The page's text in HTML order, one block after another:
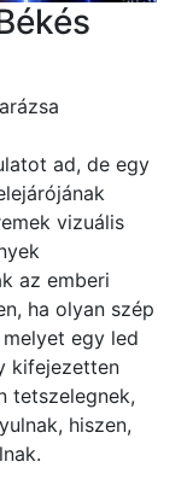
ad, de egy
vizuális
az emberi
ha olyan szép
egy led
kifejezetten
tetszelegnek,
hiszen,